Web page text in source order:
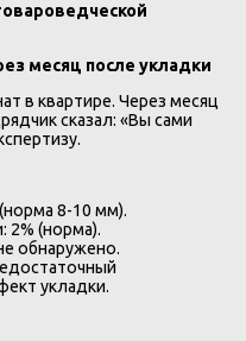
месяц после укладки
в квартире. Через месяц
сказал: «Вы сами
8-10 мм).
2% (норма).
обнаружено.
укладки.